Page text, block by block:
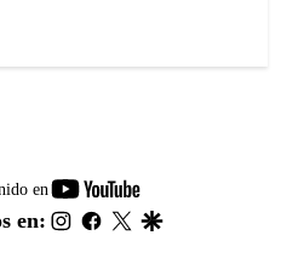
en
youtube-
footer
en: instagram
facebook
twitter